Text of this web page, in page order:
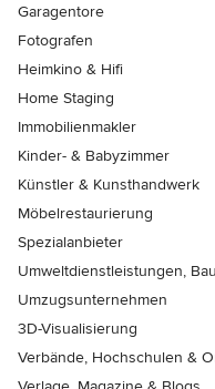
Garagentore
Fotografen
Heimkino & Hifi
Home Staging
Immobilienmakler
Kinder- & Babyzimmer
Künstler & Kunsthandwerk
Möbelrestaurierung
Spezialanbieter
Umweltdienstleistungen,
Umzugsunternehmen
3D-Visualisierung
Verbände, Hochschulen &